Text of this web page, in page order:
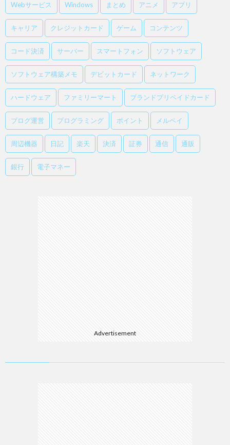
Webサービス Windows まとめ アニメ アプリ
キャリア クレジットカード ゲーム コンテンツ
コード決済 サーバー スマートフォン ソフトウェア
ソフトウェア構築メモ デビットカード ネットワーク
ハードウェア ファミリーマート ブランドプリペイドカード
ブログ運営 プログラミング ポイント メルペイ
周辺機器 日記 楽天 決済 証券 通信 通販
銀行 電子マネー
Advertisement